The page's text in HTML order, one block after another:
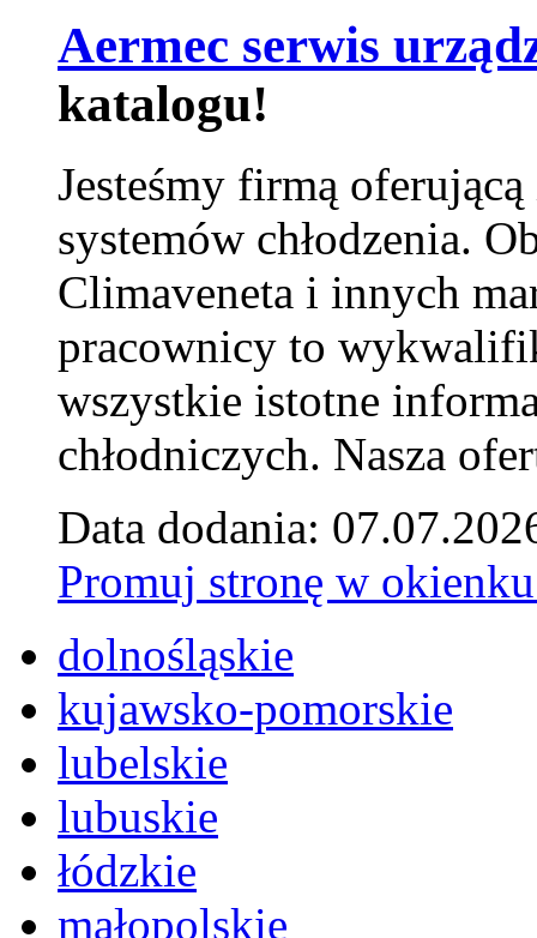
Aermec serwis
katalogu!
Jesteśmy firmą
systemów chłodzenia.
Climaveneta i innych
pracownicy to
wszystkie istotne
chłodniczych. Nasza
Data dodania:
Promuj stronę w
dolnośląskie
kujawsko-pomorskie
lubelskie
lubuskie
łódzkie
małopolskie